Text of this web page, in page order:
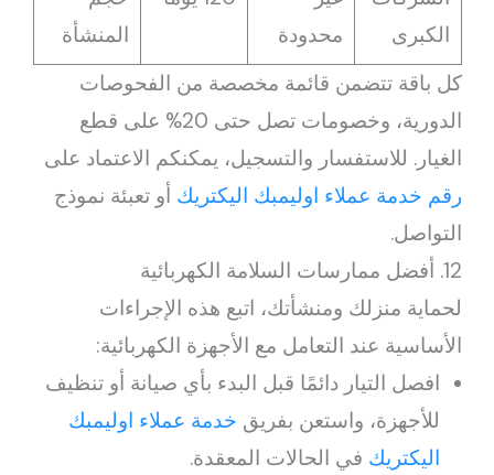
الكبرى
محدودة
المنشأة
كل باقة تتضمن قائمة مخصصة من الفحوصات
الدورية، وخصومات تصل حتى 20% على قطع
الغيار. للاستفسار والتسجيل، يمكنكم الاعتماد على
رقم خدمة عملاء اوليمبك اليكتريك أو تعبئة نموذج
التواصل.
12. أفضل ممارسات السلامة الكهربائية
لحماية منزلك ومنشأتك، اتبع هذه الإجراءات
الأساسية عند التعامل مع الأجهزة الكهربائية:
افصل التيار دائمًا قبل البدء بأي صيانة أو تنظيف
للأجهزة، واستعن بفريق خدمة عملاء اوليمبك
اليكتريك في الحالات المعقدة.